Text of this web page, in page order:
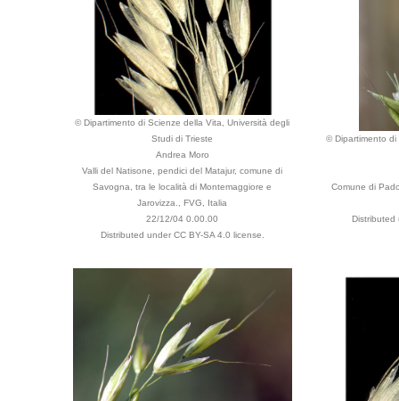
© Dipartimento di Scienze della Vita, Università degli
Studi di Trieste
Andrea Moro
Valli del Natisone, pendici del Matajur, comune di
Savogna, tra le località di Montemaggiore e
Jarovizza., FVG, Italia
22/12/04 0.00.00
Distributed under CC BY-SA 4.0 license.
© Dipartimento
Comune di
Distributed